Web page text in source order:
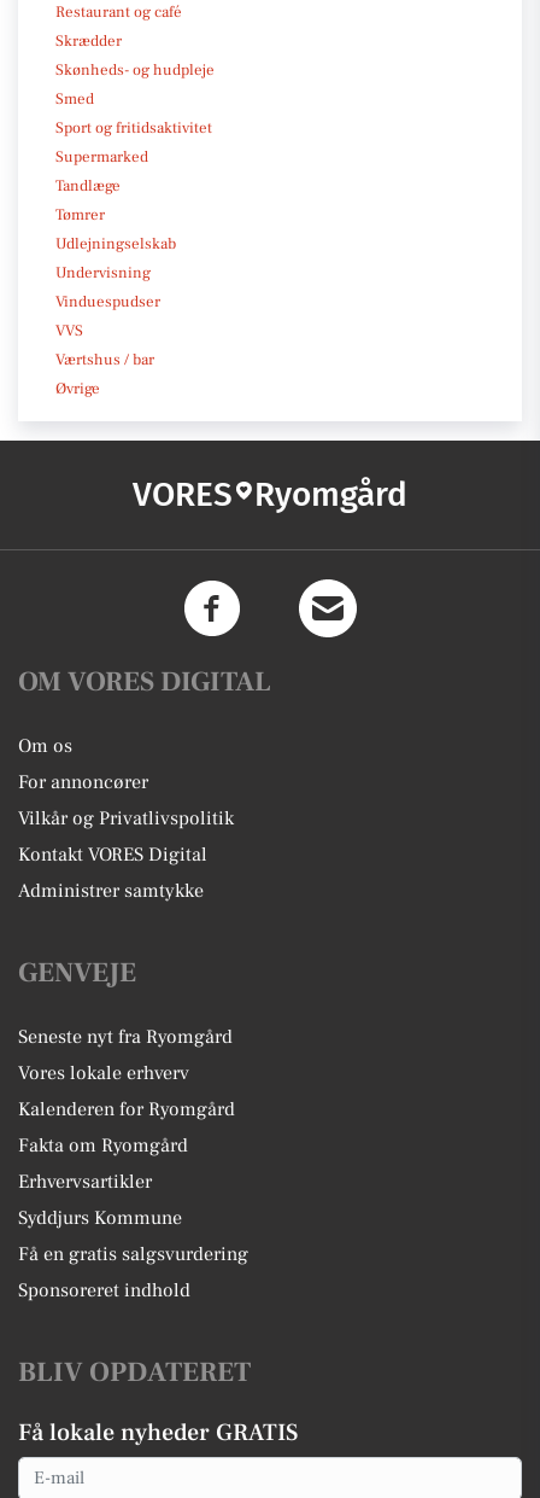
Restaurant og café
Skrædder
Skønheds- og hudpleje
Smed
Sport og fritidsaktivitet
Supermarked
Tandlæge
Tømrer
Udlejningselskab
Undervisning
Vinduespudser
VVS
Værtshus / bar
Øvrige
VORES Ryomgård
OM VORES DIGITAL
Om os
For annoncører
Vilkår og Privatlivspolitik
Kontakt VORES Digital
Administrer samtykke
GENVEJE
Seneste nyt fra Ryomgård
Vores lokale erhverv
Kalenderen for Ryomgård
Fakta om Ryomgård
Erhvervsartikler
Syddjurs Kommune
Få en gratis salgsvurdering
Sponsoreret indhold
BLIV OPDATERET
Få lokale nyheder GRATIS
Email